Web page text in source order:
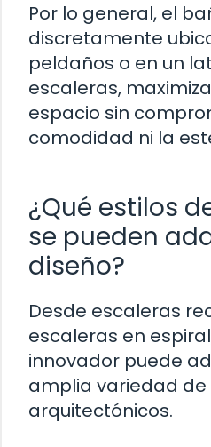
Por lo general, el
discretamente
peldaños o en un
escaleras,
espacio sin
comodidad ni la
¿Qué estilos
se pueden
diseño?
Desde escaleras
escaleras en
innovador puede
amplia variedad de
arquitectónicos.